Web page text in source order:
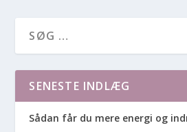
SENESTE INDLÆG
Sådan får du mere energi og